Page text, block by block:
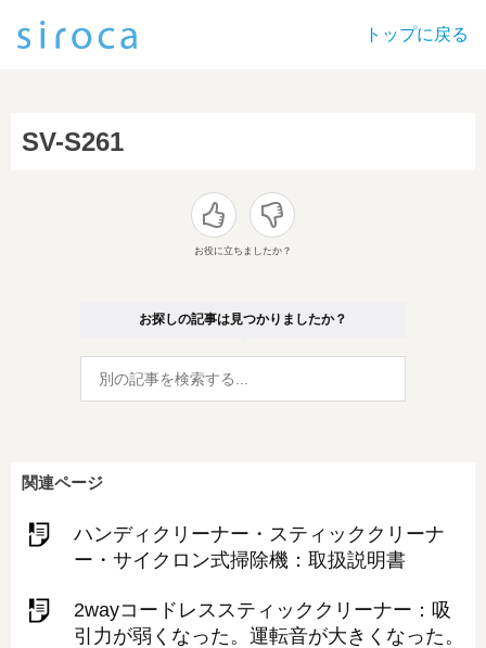
トップに戻る
SV-S261
お役に立ちましたか？
お探しの記事は見つかりましたか？
関連ページ
ハンディクリーナー・スティッククリーナ
ー・サイクロン式掃除機：取扱説明書
2wayコードレススティッククリーナー：吸
引力が弱くなった。運転音が大きくなった。